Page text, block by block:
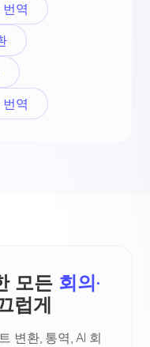
역
역
모든 회의·
럽게
변환, 통역, AI 회